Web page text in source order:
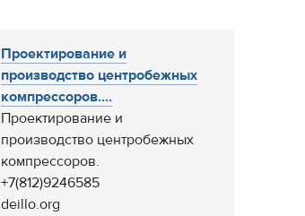
Проектирование и
производство центробежных
компрессоров....
Проектирование и
производство центробежных
компрессоров.
+7(812)9246585
deillo.org